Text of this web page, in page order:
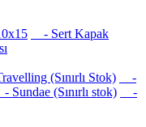
- Sert Kapak
(Sınırlı Stok)
-
Sundae (Sınırlı stok)
-